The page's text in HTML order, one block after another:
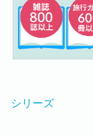
シリーズ